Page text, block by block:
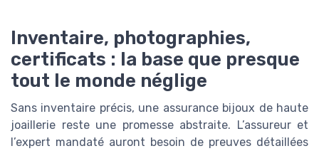
Inventaire, photographies,
certificats : la base que presque
tout le monde néglige
Sans inventaire précis, une assurance bijoux de haute
joaillerie reste une promesse abstraite. L’assureur et
l’expert mandaté auront besoin de preuves détaillées